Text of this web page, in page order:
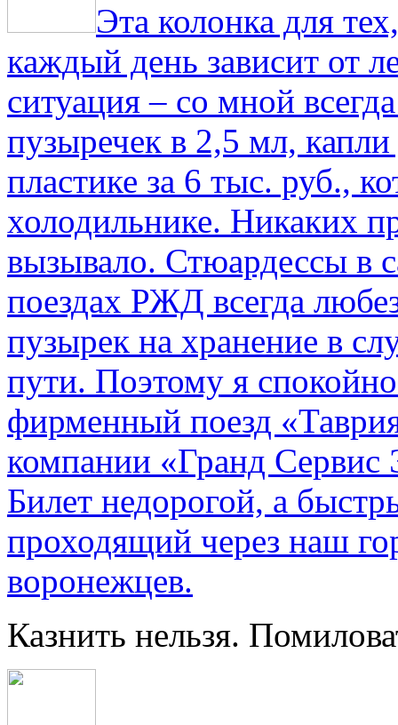
Эта колонка для
каждый день зависит от
ситуация – со мной
пузыречек в 2,5 мл,
пластике за 6 тыс. руб.,
холодильнике. Никаких
вызывало. Стюардессы в
поездах РЖД всегда
пузырек на хранение в
пути. По­этому я
фирменный поезд
компании «Гранд Сервис
Билет недорогой, а
проходящий через наш
воронежцев.
Казнить нельзя.